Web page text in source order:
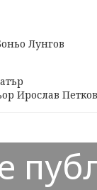
Лунгов
Ирослав Петков